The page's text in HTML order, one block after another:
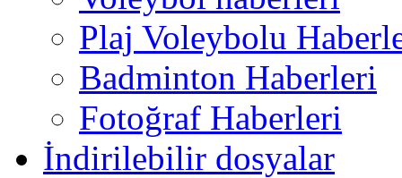
Plaj Voleybolu
Badminton Haberleri
Fotoğraf Haberleri
İndirilebilir dosyalar